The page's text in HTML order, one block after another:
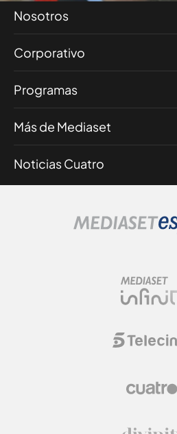
Nosotros
Corporativo
Programas
Más de Mediaset
Noticias Cuatro